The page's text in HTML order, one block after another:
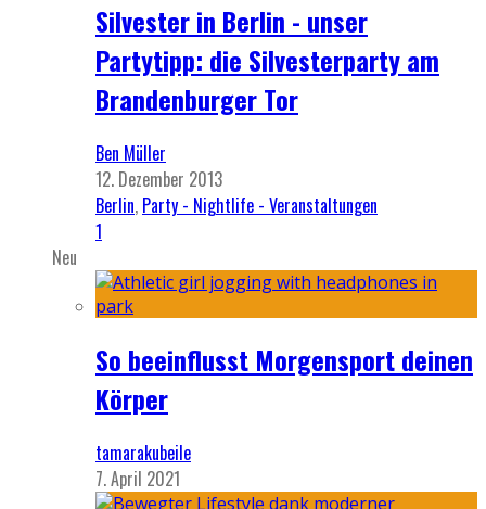
Silvester in Berlin - unser
Partytipp: die Silvesterparty am
Brandenburger Tor
Ben Müller
12. Dezember 2013
Berlin, Party - Nightlife - Veranstaltungen
1
Neu
So beeinflusst Morgensport deinen
Körper
tamarakubeile
7. April 2021